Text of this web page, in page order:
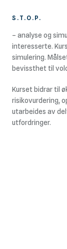
S.T.O.P.
– analyse og
interesserte.
simulering.
bevissthet til
Kurset bidrar til
risikovurdering,
utarbeides av
utfordringer.